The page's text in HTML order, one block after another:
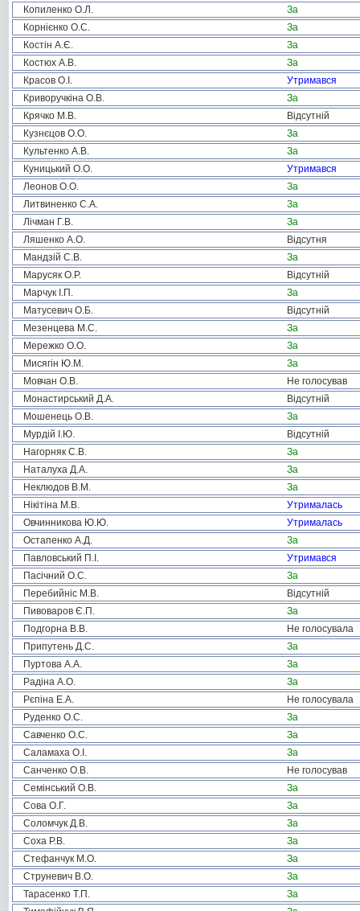
Копиленко О.Л.
За
Корнієнко О.С.
За
Костін А.Є.
За
Костюх А.В.
За
Красов О.І.
Утримався
Криворучкіна О.В.
За
Крячко М.В.
Відсутній
Кузнєцов О.О.
За
Культенко А.В.
За
Куницький О.О.
Утримався
Леонов О.О.
За
Литвиненко С.А.
За
Лічман Г.В.
За
Ляшенко А.О.
Відсутня
Мандзій С.В.
За
Марусяк О.Р.
Відсутній
Марчук І.П.
За
Матусевич О.Б.
Відсутній
Мезенцева М.С.
За
Мережко О.О.
За
Мисягін Ю.М.
За
Мовчан О.В.
Не голосував
Монастирський Д.А.
Відсутній
Мошенець О.В.
За
Мурдій І.Ю.
Відсутній
Нагорняк С.В.
За
Наталуха Д.А.
За
Неклюдов В.М.
За
Нікітіна М.В.
Утрималась
Овчинникова Ю.Ю.
Утрималась
Остапенко А.Д.
За
Павловський П.І.
Утримався
Пасічний О.С.
За
Перебийніс М.В.
Відсутній
Пивоваров Є.П.
За
Подгорна В.В.
Не голосувала
Припутень Д.С.
За
Пуртова А.А.
За
Радіна А.О.
За
Рєпіна Е.А.
Не голосувала
Руденко О.С.
За
Савченко О.С.
За
Саламаха О.І.
За
Санченко О.В.
Не голосував
Семінський О.В.
За
Сова О.Г.
За
Соломчук Д.В.
За
Соха Р.В.
За
Стефанчук М.О.
За
Струневич В.О.
За
Тарасенко Т.П.
За